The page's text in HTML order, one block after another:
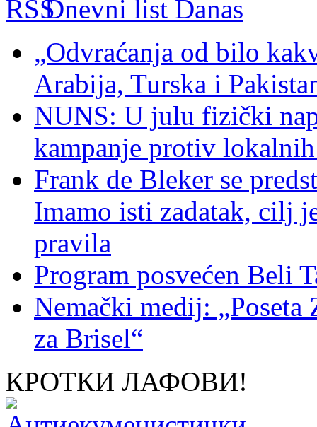
Dnevni list Danas
„Odvraćanja od bilo
Arabija, Turska i
NUNS: U julu fizički
kampanje protiv
Frank de Bleker se
Imamo isti zadatak, cilj
pravila
Program posvećen Beli
Nemački medij: „Poseta
za Brisel“
КРОТКИ ЛАФОВИ!